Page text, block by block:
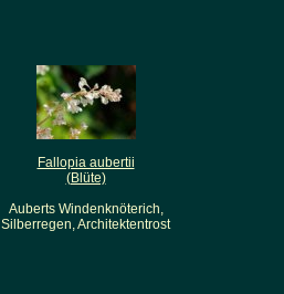
Fallopia aubertii
(Blüte)
Auberts Windenknöterich,
Silberregen, Architektentrost